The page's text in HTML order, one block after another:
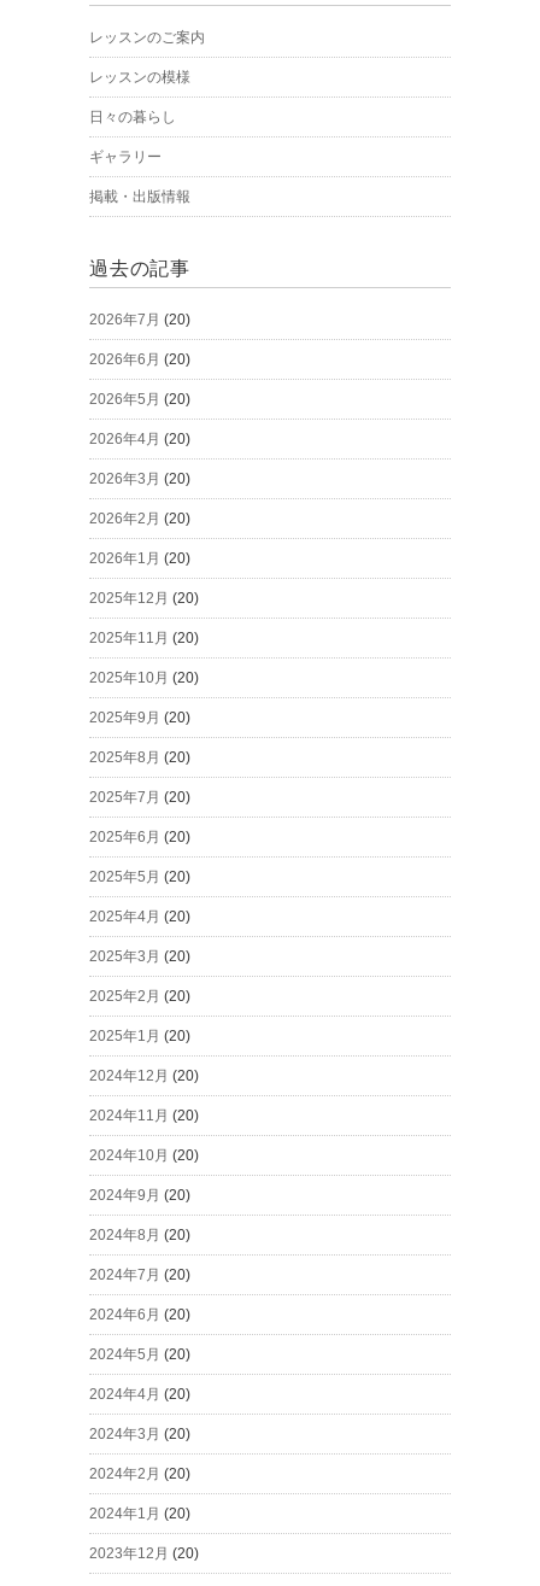
レッスンのご案内
レッスンの模様
日々の暮らし
ギャラリー
掲載・出版情報
過去の記事
2026年7月 (20)
2026年6月 (20)
2026年5月 (20)
2026年4月 (20)
2026年3月 (20)
2026年2月 (20)
2026年1月 (20)
2025年12月 (20)
2025年11月 (20)
2025年10月 (20)
2025年9月 (20)
2025年8月 (20)
2025年7月 (20)
2025年6月 (20)
2025年5月 (20)
2025年4月 (20)
2025年3月 (20)
2025年2月 (20)
2025年1月 (20)
2024年12月 (20)
2024年11月 (20)
2024年10月 (20)
2024年9月 (20)
2024年8月 (20)
2024年7月 (20)
2024年6月 (20)
2024年5月 (20)
2024年4月 (20)
2024年3月 (20)
2024年2月 (20)
2024年1月 (20)
2023年12月 (20)